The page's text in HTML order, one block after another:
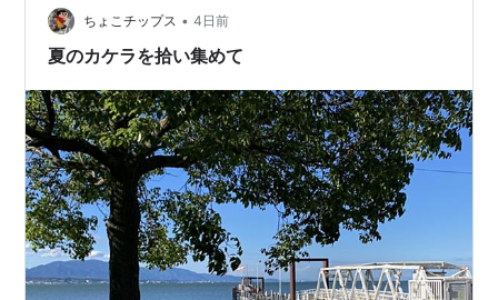
ちょこチップス • 4日前
夏のカケラを拾い集めて